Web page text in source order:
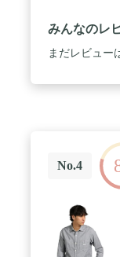
め][中国製[カ
丈67 袖丈61
丈63 身幅106
幅110 肩幅45
みんなのレ
まだレビュー
No.4